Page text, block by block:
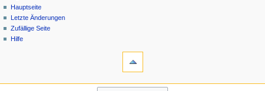
Hauptseite
Letzte Änderungen
Zufällige Seite
Hilfe
Wir stellen uns vor